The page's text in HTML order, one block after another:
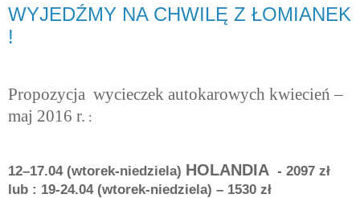
WYJEDŹMY NA CHWILĘ Z ŁOMIANEK
!
Propozycja wycieczek autokarowych kwiecień –
maj 2016 r. :
12–17.04 (wtorek-niedziela) HOLANDIA - 2097 zł
lub : 19-24.04 (wtorek-niedziela) – 1530 zł